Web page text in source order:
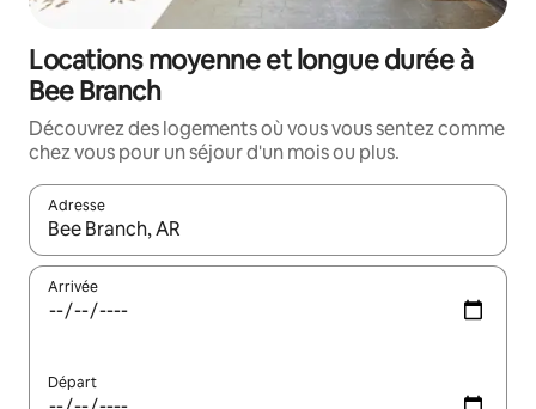
Locations moyenne et longue durée à
Bee Branch
Découvrez des logements où vous vous sentez comme
chez vous pour un séjour d'un mois ou plus.
Adresse
Lorsque les résultats s'affichent, utilisez les flèches vers le
Arrivée
Départ